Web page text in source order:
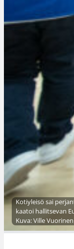
Kotiyleisö sai
kaatoi hallitsevan
Kuva: Ville Vuorinen